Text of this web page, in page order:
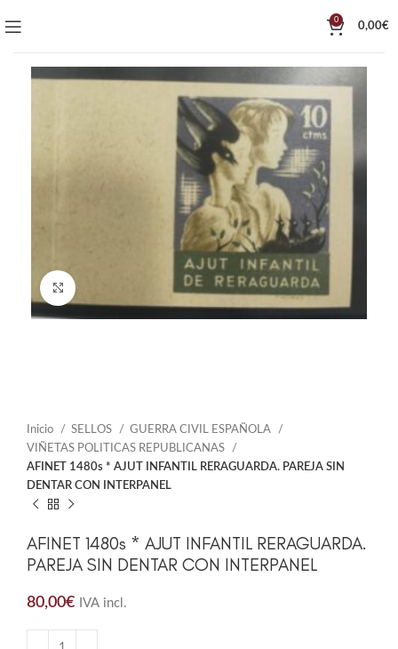
0
0,00€
Inicio SELLOS
GUERRA CIVIL ESPAÑOLA
VIÑETAS POLITICAS REPUBLICANAS
AFINET 1480s * AJUT INFANTIL RERAGUARDA. PAREJA SIN
DENTAR CON INTERPANEL
AFINET 1480s * AJUT INFANTIL RERAGUARDA.
PAREJA SIN DENTAR CON INTERPANEL
80,00€ IVA incl.